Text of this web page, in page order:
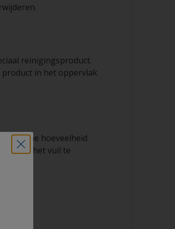
reinigingsproduct.
in het oppervlak
ruime hoeveelheid
en het vuil te